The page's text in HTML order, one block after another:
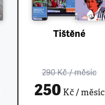
Tištěné
290 Kč/ měsíc
250Kč / měsíc